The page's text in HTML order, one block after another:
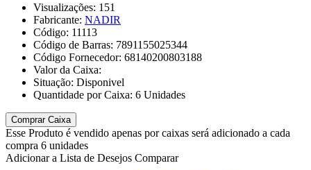
Visualizações: 151
Fabricante: NADIR
Código: 11113
Código de Barras: 7891155025344
Código Fornecedor: 68140200803188
Valor da Caixa:
Situação: Disponivel
Quantidade por Caixa: 6 Unidades
Comprar Caixa
Esse Produto é vendido apenas por caixas será adicionado a cada
compra 6 unidades
Adicionar a Lista de Desejos Comparar